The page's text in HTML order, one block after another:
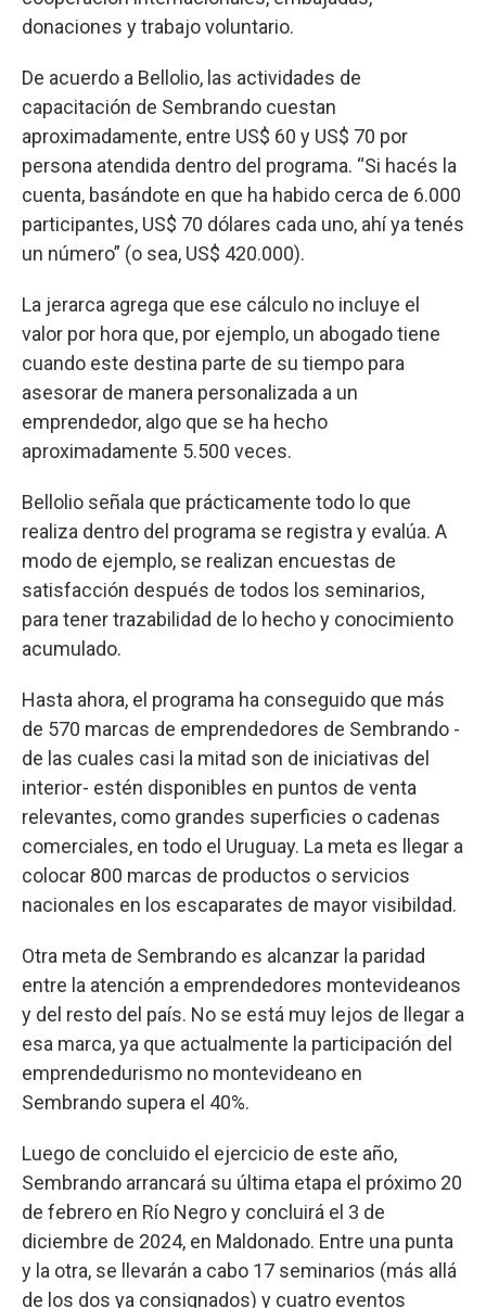
donaciones y trabajo voluntario.
De acuerdo a Bellolio, las actividades de
capacitación de Sembrando cuestan
aproximadamente, entre US$ 60 y US$ 70 por
persona atendida dentro del programa. “Si hacés la
cuenta, basándote en que ha habido cerca de 6.000
participantes, US$ 70 dólares cada uno, ahí ya tenés
un número” (o sea, US$ 420.000).
La jerarca agrega que ese cálculo no incluye el
valor por hora que, por ejemplo, un abogado tiene
cuando este destina parte de su tiempo para
asesorar de manera personalizada a un
emprendedor, algo que se ha hecho
aproximadamente 5.500 veces.
Bellolio señala que prácticamente todo lo que
realiza dentro del programa se registra y evalúa. A
modo de ejemplo, se realizan encuestas de
satisfacción después de todos los seminarios,
para tener trazabilidad de lo hecho y conocimiento
acumulado.
Hasta ahora, el programa ha conseguido que más
de 570 marcas de emprendedores de Sembrando -
de las cuales casi la mitad son de iniciativas del
interior- estén disponibles en puntos de venta
relevantes, como grandes superficies o cadenas
comerciales, en todo el Uruguay. La meta es llegar a
colocar 800 marcas de productos o servicios
nacionales en los escaparates de mayor visibildad.
Otra meta de Sembrando es alcanzar la paridad
entre la atención a emprendedores montevideanos
y del resto del país. No se está muy lejos de llegar a
esa marca, ya que actualmente la participación del
emprendedurismo no montevideano en
Sembrando supera el 40%.
Luego de concluido el ejercicio de este año,
Sembrando arrancará su última etapa el próximo 20
de febrero en Río Negro y concluirá el 3 de
diciembre de 2024, en Maldonado. Entre una punta
y la otra, se llevarán a cabo 17 seminarios (más allá
de los dos ya consignados) y cuatro eventos